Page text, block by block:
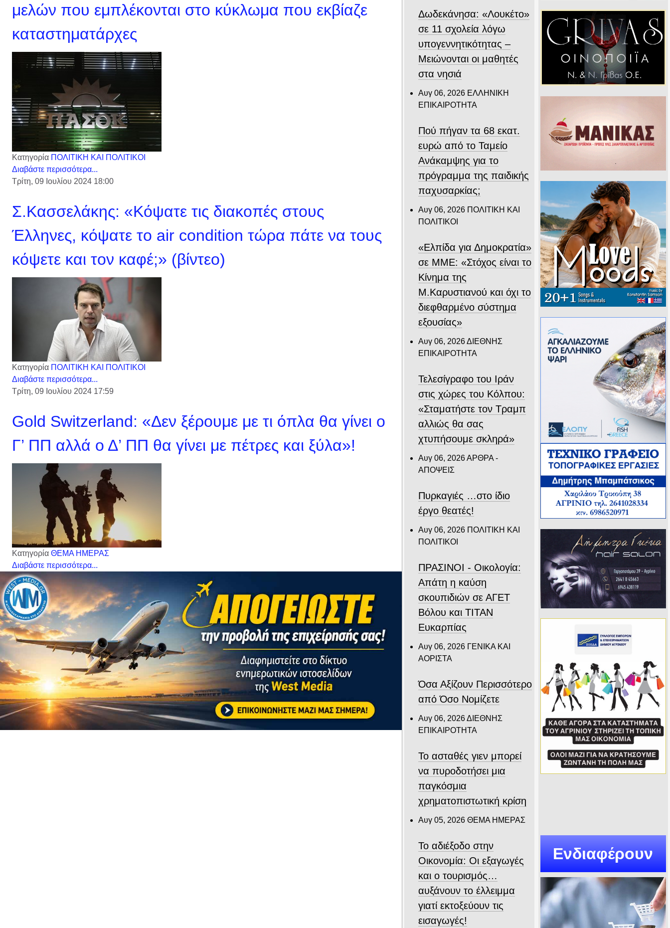
μελών που εμπλέκονται στο κύκλωμα που εκβίαζε
καταστηματάρχες
Κατηγορία ΠΟΛΙΤΙΚΗ ΚΑΙ ΠΟΛΙΤΙΚΟΙ
Διαβάστε περισσότερα...
Τρίτη, 09 Ιουλίου 2024 18:00
Σ.Κασσελάκης: «Κόψατε τις διακοπές στους
Έλληνες, κόψατε το air condition τώρα πάτε να τους
κόψετε και τον καφέ;» (βίντεο)
Κατηγορία ΠΟΛΙΤΙΚΗ ΚΑΙ ΠΟΛΙΤΙΚΟΙ
Διαβάστε περισσότερα...
Τρίτη, 09 Ιουλίου 2024 17:59
Gold Switzerland: «Δεν ξέρουμε με τι όπλα θα γίνει ο
Γ’ ΠΠ αλλά ο Δ’ ΠΠ θα γίνει με πέτρες και ξύλα»!
Κατηγορία ΘΕΜΑ ΗΜΕΡΑΣ
Διαβάστε περισσότερα...
Δωδεκάνησα: «Λουκέτο»
σε 11 σχολεία λόγω
υπογεννητικότητας –
Μειώνονται οι μαθητές
στα νησιά
Αυγ 06, 2026 ΕΛΛΗΝΙΚΗ
ΕΠΙΚΑΙΡΟΤΗΤΑ
Πού πήγαν τα 68 εκατ.
ευρώ από το Ταμείο
Ανάκαμψης για το
πρόγραμμα της παιδικής
παχυσαρκίας;
Αυγ 06, 2026 ΠΟΛΙΤΙΚΗ ΚΑΙ
ΠΟΛΙΤΙΚΟΙ
«Ελπίδα για Δημοκρατία»
σε ΜΜΕ: «Στόχος είναι το
Κίνημα της
Μ.Καρυστιανού και όχι το
διεφθαρμένο σύστημα
εξουσίας»
Αυγ 06, 2026ΔΙΕΘΝΗΣ
ΕΠΙΚΑΙΡΟΤΗΤΑ
Τελεσίγραφο του Ιράν
στις χώρες του Κόλπου:
«Σταματήστε τον Τραμπ
αλλιώς θα σας
χτυπήσουμε σκληρά»
Αυγ 06, 2026ΑΡΘΡΑ -
ΑΠΟΨΕΙΣ
Πυρκαγιές …στο ίδιο
έργο θεατές!
Αυγ 06, 2026 ΠΟΛΙΤΙΚΗ ΚΑΙ
ΠΟΛΙΤΙΚΟΙ
ΠΡΑΣΙΝΟΙ - Οικολογία:
Απάτη η καύση
σκουπιδιών σε ΑΓΕΤ
Βόλου και ΤΙΤΑΝ
Ευκαρπίας
Αυγ 06, 2026 ΓΕΝΙΚΑ ΚΑΙ
ΑΟΡΙΣΤΑ
Όσα Αξίζουν Περισσότερο
από Όσο Νομίζετε
Αυγ 06, 2026ΔΙΕΘΝΗΣ
ΕΠΙΚΑΙΡΟΤΗΤΑ
Το ασταθές γιεν μπορεί
να πυροδοτήσει μια
παγκόσμια
χρηματοπιστωτική κρίση
Αυγ 05, 2026 ΘΕΜΑ ΗΜΕΡΑΣ
Το αδιέξοδο στην
Οικονομία: Οι εξαγωγές
και ο τουρισμός…
αυξάνουν το έλλειμμα
γιατί εκτοξεύουν τις
εισαγωγές!
Ενδιαφέρουν